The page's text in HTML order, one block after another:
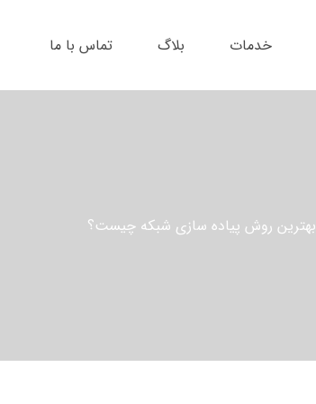
خدمات بلاگ تماس با ما
بهترین روش پیاده سازی شبکه چیست؟